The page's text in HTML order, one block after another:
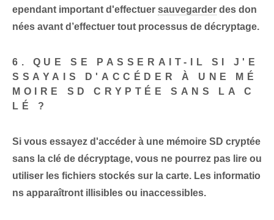
ependant important d'effectuer sauvegarder des don
nées avant d’effectuer tout processus de décryptage.
6. QUE SE PASSERAIT-IL SI J'E
SSAYAIS D'ACCÉDER À UNE MÉ
MOIRE SD CRYPTÉE SANS LA C
LÉ ?
Si vous essayez d'accéder à une mémoire SD cryptée
sans la clé de décryptage, vous ne pourrez pas lire ou
utiliser les fichiers stockés sur la carte. Les informatio
ns apparaîtront illisibles ou inaccessibles.